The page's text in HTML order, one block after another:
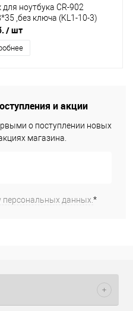
ноутбука CR-902
,без ключа (KL1-10-3)
/ шт
и акции
о поступлении новых
магазина.
персональных данных.*